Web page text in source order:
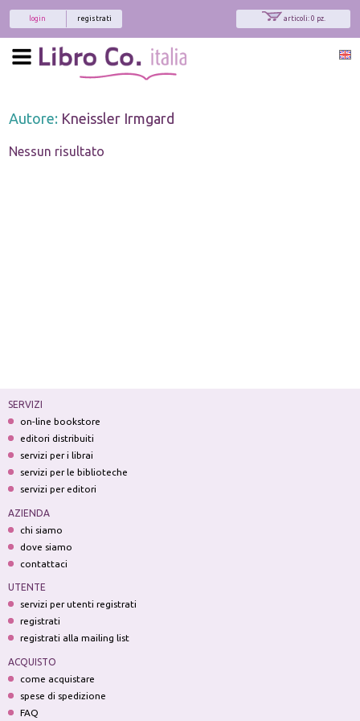
articoli: 0 pz.
registrati
login
Autore: Kneissler Irmgard
Nessun risultato
SERVIZI
on-line bookstore
editori distribuiti
servizi per i librai
servizi per le biblioteche
servizi per editori
AZIENDA
chi siamo
dove siamo
contattaci
UTENTE
servizi per utenti registrati
registrati
registrati alla mailing list
ACQUISTO
come acquistare
spese di spedizione
FAQ